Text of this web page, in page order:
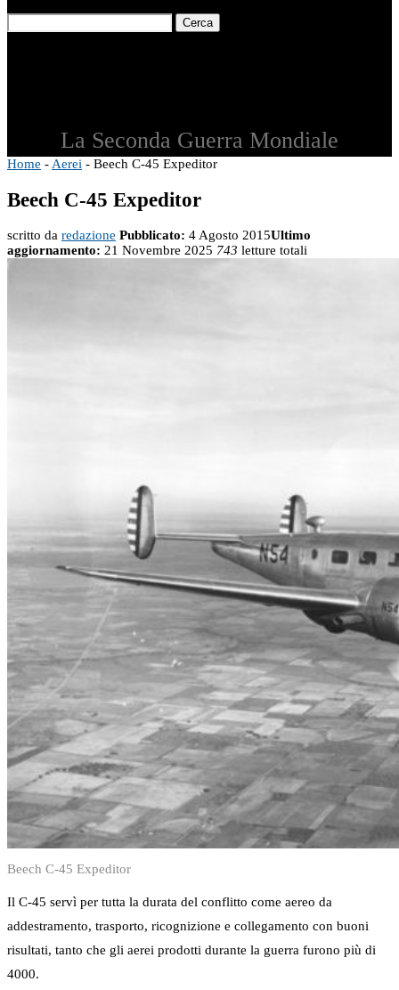
Cerca
La Seconda Guerra Mondiale
Home - Aerei - Beech C-45 Expeditor
Beech C-45 Expeditor
scritto da redazione Pubblicato: 4 Agosto 2015Ultimo
aggiornamento: 21 Novembre 2025 743 letture totali
Beech C-45 Expeditor
Il C-45 servì per tutta la durata del conflitto come aereo da
addestramento, trasporto, ricognizione e collegamento con buoni
risultati, tanto che gli aerei prodotti durante la guerra furono più di
4000.